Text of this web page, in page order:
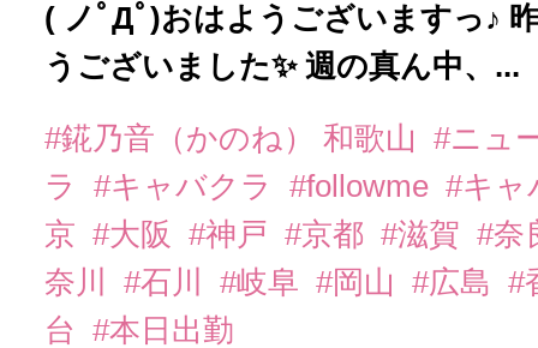
( ノﾟДﾟ)おはようございますっ♪
うございました✨ 週の真ん中、...
#錵乃音（かのね） 和歌山
#ニュ
ラ
#キャバクラ #followme #キ
京 #大阪 #神戸 #京都 #滋賀 #奈
奈川
#石川 #岐阜 #岡山 #広島
#
台
#本日出勤